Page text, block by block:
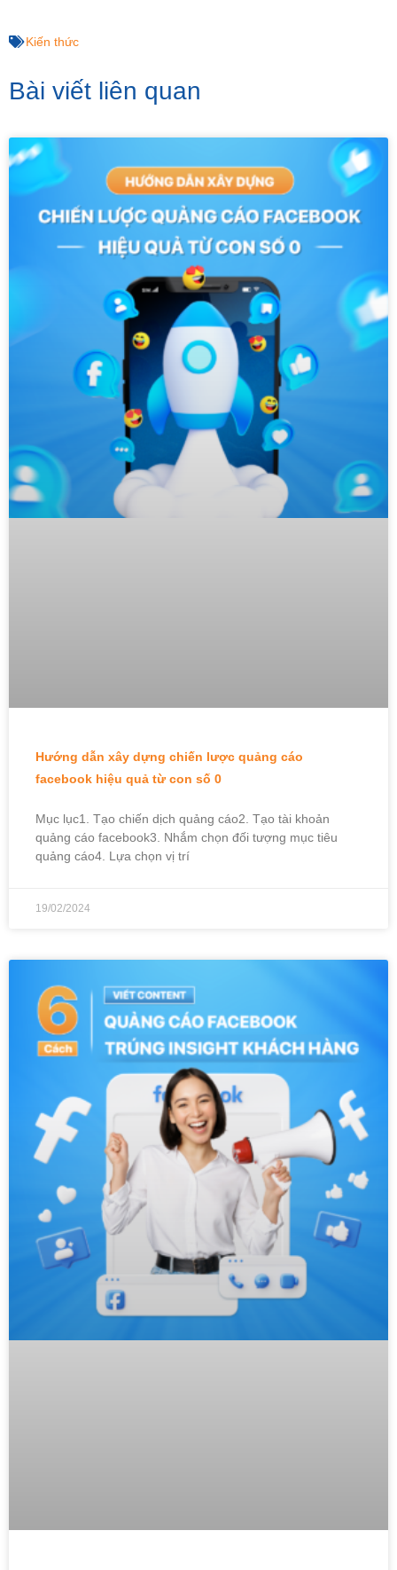
Kiến thức
Bài viết liên quan
Hướng dẫn xây dựng chiến lược quảng cáo
facebook hiệu quả từ con số 0
Mục lục1. Tạo chiến dịch quảng cáo2. Tạo tài khoản
quảng cáo facebook3. Nhắm chọn đối tượng mục tiêu
quảng cáo4. Lựa chọn vị trí
19/02/2024